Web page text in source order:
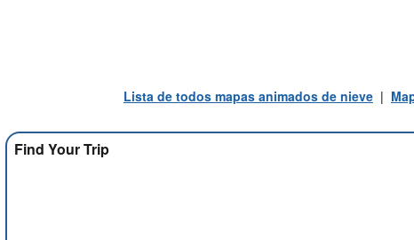
Lista de todos mapas animados de nieve |
Find Your Trip